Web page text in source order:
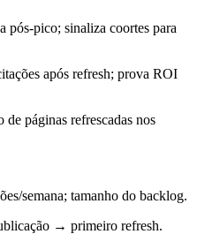
pós-pico; sinaliza coortes para
após refresh; prova ROI
páginas refrescadas nos
semana; tamanho do backlog.
→ primeiro refresh.